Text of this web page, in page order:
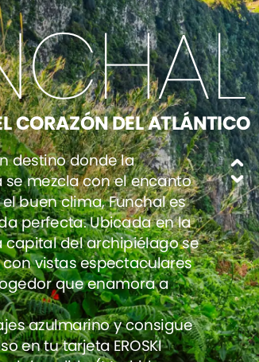
destinodondela
semezclaconelencanto
elbuenclima,Funchales
perfecta.Ubicadaenla
capitaldelarchipiélagose
convistasespectaculares
queenamoraa
azulmarinoyconsigue
entutarjetaEROSKI
CORAZÓNDELATLÁNTICO